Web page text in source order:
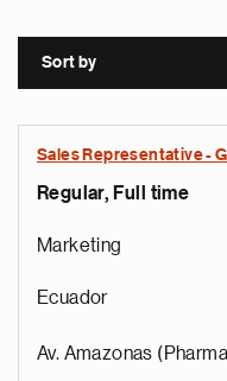
Sort by
Sales Representative -
Regular, Full time
Marketing
Ecuador
Av. Amazonas